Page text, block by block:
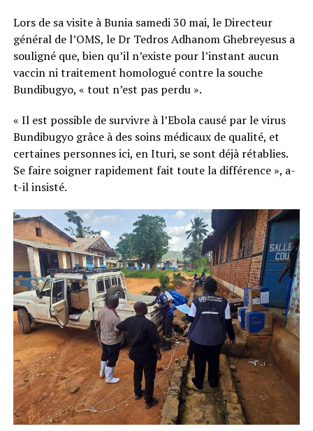
Lors de sa visite à Bunia samedi 30 mai, le Directeur
général de l’OMS, le Dr Tedros Adhanom Ghebreyesus a
souligné que, bien qu’il n’existe pour l’instant aucun
vaccin ni traitement homologué contre la souche
Bundibugyo, « tout n’est pas perdu ».
« Il est possible de survivre à l’Ebola causé par le virus
Bundibugyo grâce à des soins médicaux de qualité, et
certaines personnes ici, en Ituri, se sont déjà rétablies.
Se faire soigner rapidement fait toute la différence », a-
t-il insisté.